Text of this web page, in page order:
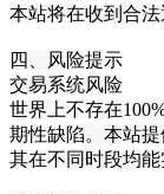
本站将在收到合法
四、风险提示
交易系统风险
世界上不存在
期性缺陷。本站
其在不同时段均能